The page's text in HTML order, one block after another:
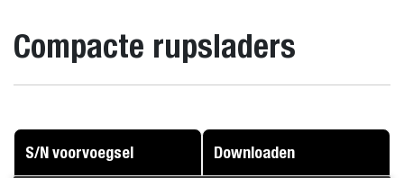
Compacte rupsladers
S/N voorvoegsel Downloaden